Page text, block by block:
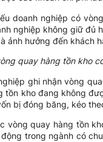
doanh nghiệp có
nghiệp không giữ đủ
ảnh hưởng đến khách
quay hàng tồn kho
ghi nhận vòng
tồn kho đang không
bị đóng băng, kéo
vòng quay hàng tồn
trong ngành có